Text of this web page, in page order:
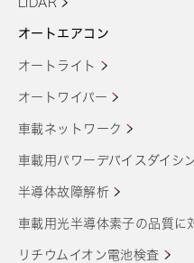
オートエアコン
オートライト
オートワイパー
車載ネットワーク
車載用パワーデバイスダイシ
半導体故障解析
車載用光半導体素子の品質に
リチウムイオン電池検査